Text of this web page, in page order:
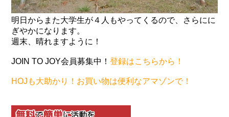
明日からまた大学生が４人もやってくるので、さらにに
ぎやかになります。
週末、晴れますように！
JOIN TO JOY会員募集中！登録はこちらから！
HOJも大助かり！お買い物は便利なアマゾンで！